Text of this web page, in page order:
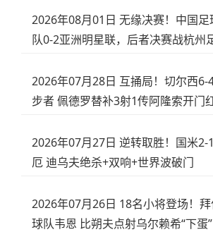
2026年08月01日 无缘决赛！中国足
队0-2亚洲明星联，后者决赛战杭州
2026年07月28日 互捅局！切尔西6-
步者 佩德罗替补3射1传阿隆索开门
2026年07月27日 逆转取胜！国米2-
厄 迪乌夫绝杀+双响+世界波破门
2026年07月26日 18名小将登场！
球队韦恩 比朔夫点射乌尔赖希“下蛋”